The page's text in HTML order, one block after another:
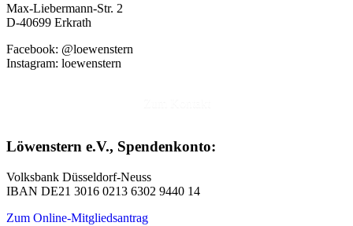
Max-Liebermann-Str. 2
D-40699 Erkrath
Facebook: @loewenstern
Instagram: loewenstern
Löwenstern e.V., Spendenkonto:
Volksbank Düsseldorf-Neuss
IBAN DE21 3016 0213 6302 9440 14
Zum Online-Mitgliedsantrag